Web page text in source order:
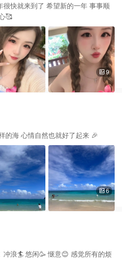
快就来到了 希望新的一年 事事顺
🥰
9
的海 心情自然也就好了起来 🎉
6
浪🏄 悠闲🥳 惬意😊 感觉所有的烦